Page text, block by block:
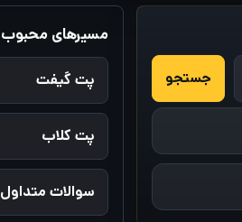
مسیرهای محبوب
پت گیفت
پت کلاب
سوالات متداول